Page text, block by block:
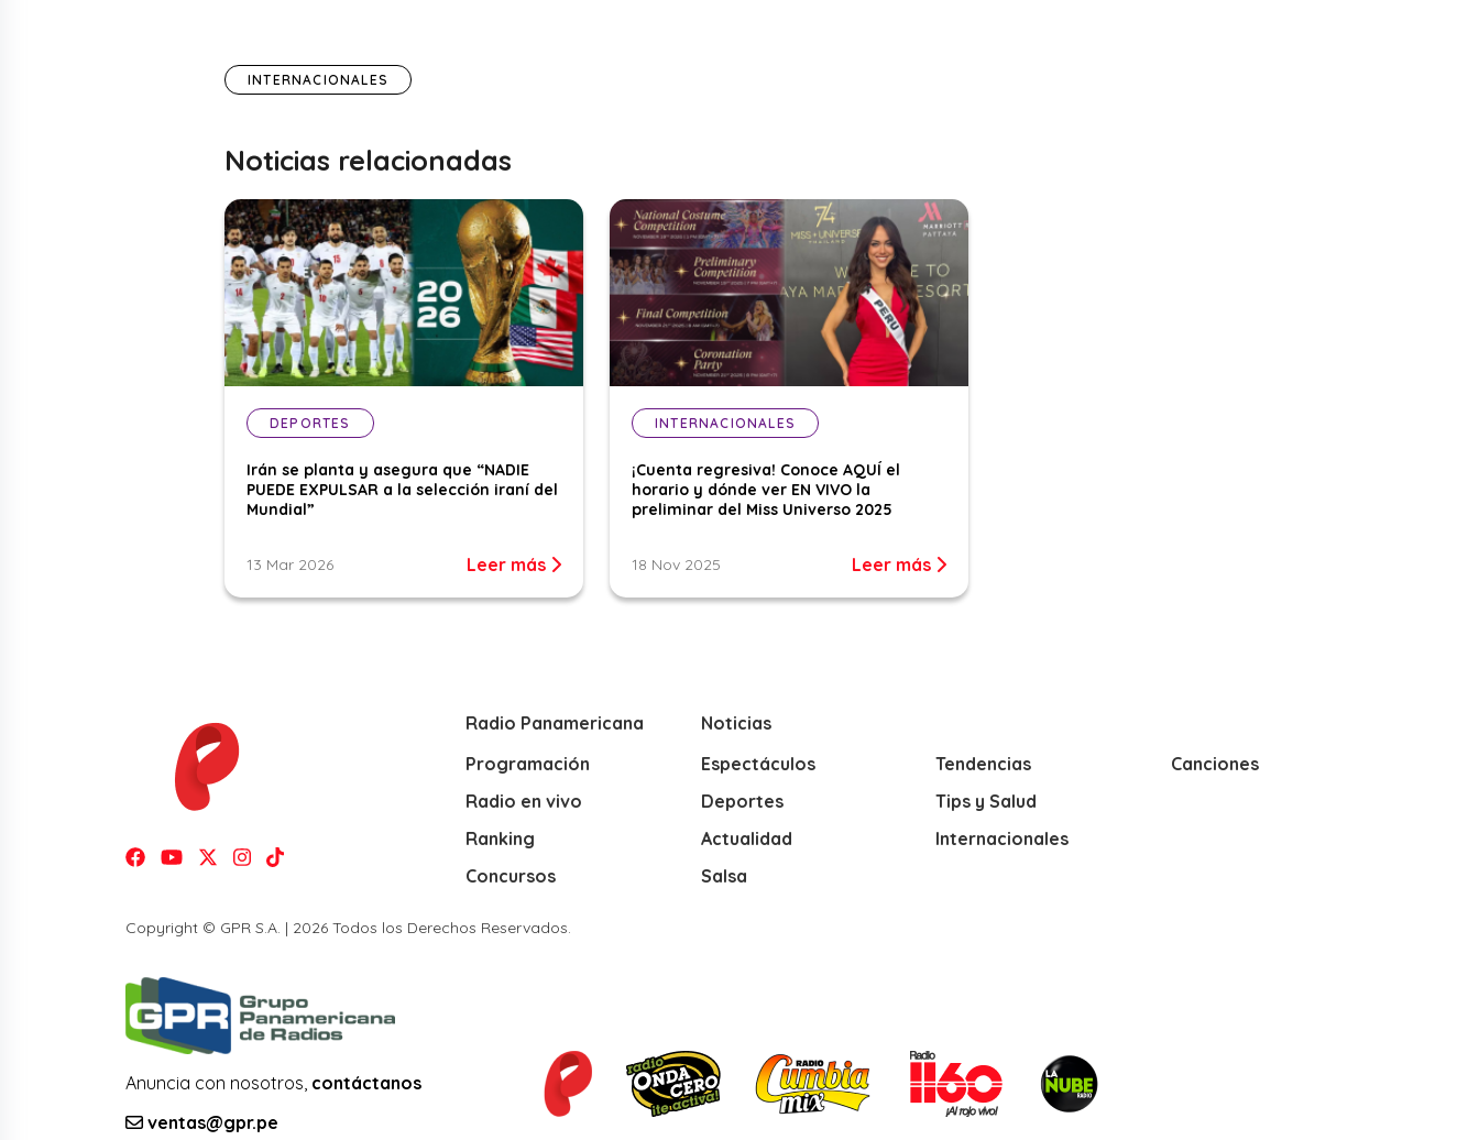
INTERNACIONALES
Noticias relacionadas
DEPORTES
Irán se planta y asegura que “NADIE
PUEDE EXPULSAR a la selección iraní del
Mundial”
13 Mar 2026 Leer más
INTERNACIONALES
¡Cuenta regresiva! Conoce AQUÍ el
horario y dónde ver EN VIVO la
preliminar del Miss Universo 2025
18 Nov 2025 Leer más
Radio Panamericana
Programación
Radio en vivo
Ranking
Concursos
Noticias
Espectáculos
Deportes
Actualidad
Salsa
Tendencias
Tips y Salud
Internacionales
Canciones
Copyright © GPR S.A. | 2026 Todos los Derechos Reservados.
Anuncia con nosotros, contáctanos
ventas@gpr.pe